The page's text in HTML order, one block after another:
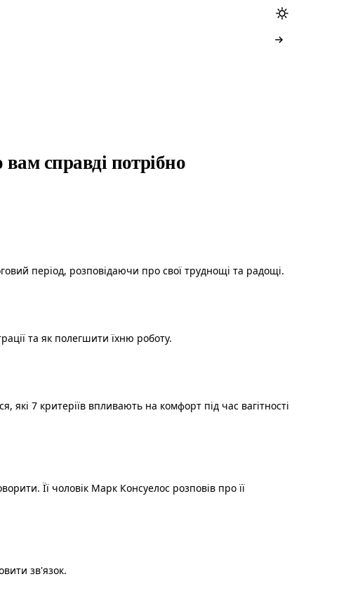
справді потрібно
період, розповідаючи про свої труднощі та радощі.
та як полегшити їхню роботу.
7 критеріїв впливають на комфорт під час вагітності
Її чоловік Марк Консуелос розповів про її
зв'язок.